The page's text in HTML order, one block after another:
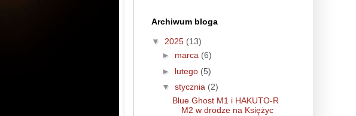
Archiwum bloga
▼ 2025 (13)
► marca (6)
► lutego (5)
▼ stycznia (2)
Blue Ghost M1 i HAKUTO-R
M2 w drodze na Księżyc